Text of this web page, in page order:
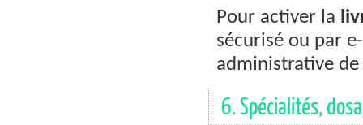
Pour activer la
sécurisé ou par
administrative de
6. Spécialités,